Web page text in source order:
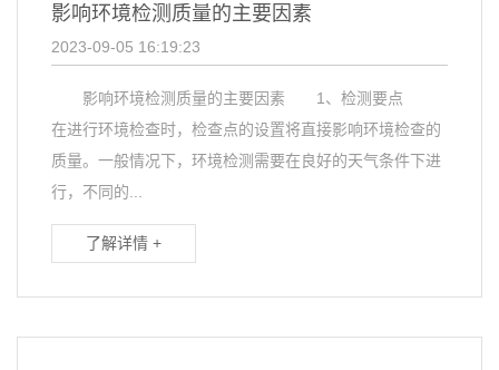
影响环境检测质量的主要因素
2023-09-05 16:19:23
影响环境检测质量的主要因素 1、检测要点
在进行环境检查时，检查点的设置将直接影响环境检查的
质量。一般情况下，环境检测需要在良好的天气条件下进
行，不同的...
了解详情 +